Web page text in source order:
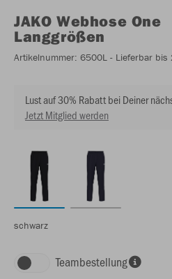
JAKO Webhose One
Langgrößen
Artikelnummer: 6500L - Lieferbar bis
Lust auf 30% Rabatt bei Deiner
Jetzt Mitglied werden
schwarz
Teambestellung